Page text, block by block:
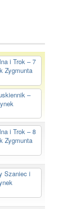
i Trok – 7
Zygmunta
–
i Trok – 8
Zygmunta
Szaniec i